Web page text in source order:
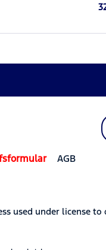
AGB
used under license to